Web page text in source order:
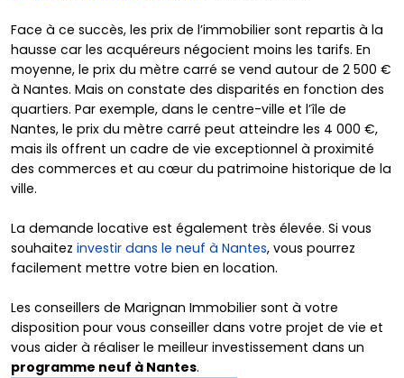
Face à ce succès, les prix de l’immobilier sont repartis à la
hausse car les acquéreurs négocient moins les tarifs. En
moyenne, le prix du mètre carré se vend autour de 2 500 €
à Nantes. Mais on constate des disparités en fonction des
quartiers. Par exemple, dans le centre-ville et l’île de
Nantes, le prix du mètre carré peut atteindre les 4 000 €,
mais ils offrent un cadre de vie exceptionnel à proximité
des commerces et au cœur du patrimoine historique de la
ville.
La demande locative est également très élevée. Si vous
souhaitez investir dans le neuf à Nantes, vous pourrez
facilement mettre votre bien en location.
Les conseillers de Marignan Immobilier sont à votre
disposition pour vous conseiller dans votre projet de vie et
vous aider à réaliser le meilleur investissement dans un
programme neuf à Nantes.